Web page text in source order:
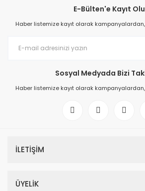
E-Bülten'e Kayıt
Haber listemize kayıt olarak
Sosyal Medyada Bizi
Haber listemize kayıt olarak
İLETİŞİM
ÜYELİK